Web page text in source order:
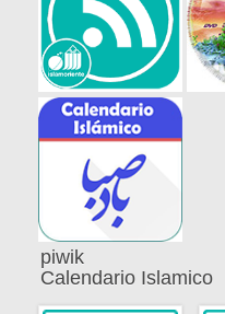
piwik
Calendario Islamico